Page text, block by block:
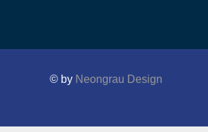
© by Neongrau Design